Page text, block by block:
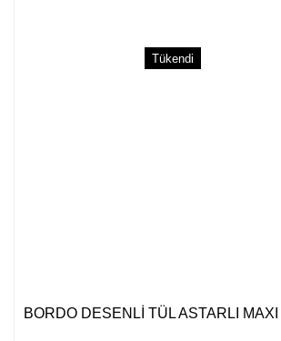
Tükendi
BORDO DESENLİ TÜL ASTARLI